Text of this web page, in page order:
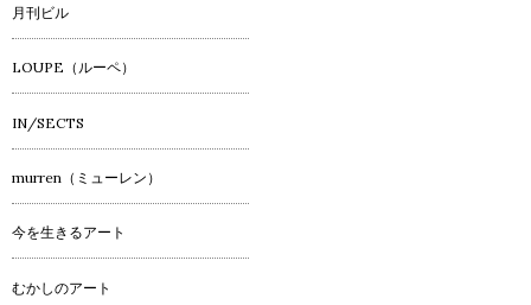
月刊ビル
LOUPE（ルーペ）
IN/SECTS
murren（ミューレン）
今を生きるアート
むかしのアート